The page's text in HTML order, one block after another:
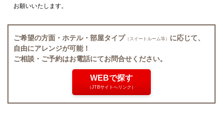
お願いいたします。
ご希望の方面・ホテル・部屋タイプ （スイートルーム等） に応じて、
自由にアレンジが可能！
ご相談・ご予約はお電話にてお問合せください。
WEBで探す
（JTBサイトへリンク）